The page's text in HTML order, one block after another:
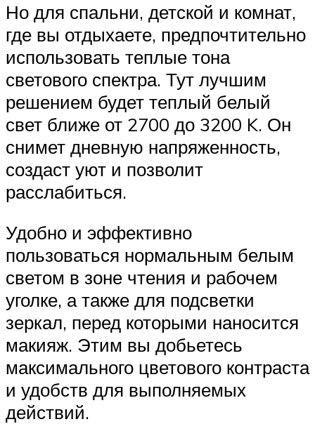
Но для спальни, детской и комнат,
где вы отдыхаете, предпочтительно
использовать теплые тона
светового спектра. Тут лучшим
решением будет теплый белый
свет ближе от 2700 до 3200 K. Он
снимет дневную напряженность,
создаст уют и позволит
расслабиться.
Удобно и эффективно
пользоваться нормальным белым
светом в зоне чтения и рабочем
уголке, а также для подсветки
зеркал, перед которыми наносится
макияж. Этим вы добьетесь
максимального цветового контраста
и удобств для выполняемых
действий.